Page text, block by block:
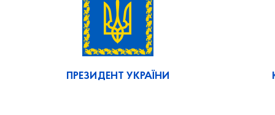
ПРЕЗИДЕНТ УКРАЇНИ